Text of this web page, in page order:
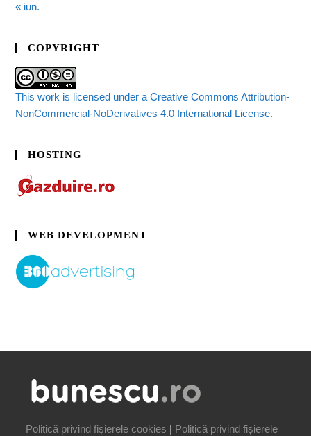
« iun.
COPYRIGHT
This work is licensed under a Creative Commons Attribution-
NonCommercial-NoDerivatives 4.0 International License.
HOSTING
WEB DEVELOPMENT
Politică privind fișierele cookies | Politică privind fișierele